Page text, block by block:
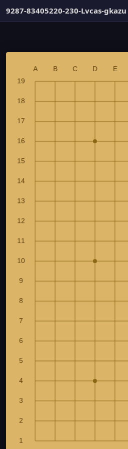
9287-83405220-230-Lvcas-gkazu